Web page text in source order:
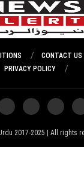
CONTACT US
PRIVACY POLICY
2017-2025 | All rights